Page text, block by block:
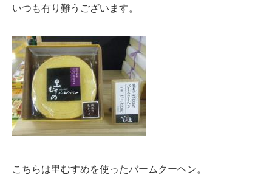
いつも有り難うございます。
こちらは里むすめを使ったバームクーヘン。